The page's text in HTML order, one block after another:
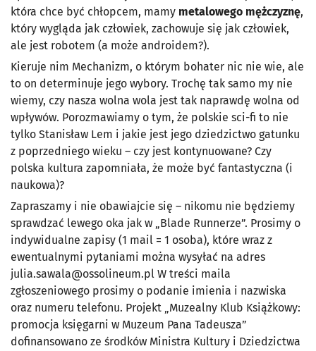
która chce być chłopcem, mamy metalowego mężczyznę,
który wygląda jak człowiek, zachowuje się jak człowiek,
ale jest robotem (a może androidem?).
Kieruje nim Mechanizm, o którym bohater nic nie wie, ale
to on determinuje jego wybory. Trochę tak samo my nie
wiemy, czy nasza wolna wola jest tak naprawdę wolna od
wpływów. Porozmawiamy o tym, że polskie sci-fi to nie
tylko Stanisław Lem i jakie jest jego dziedzictwo gatunku
z poprzedniego wieku – czy jest kontynuowane? Czy
polska kultura zapomniała, że może być fantastyczna (i
naukowa)?
Zapraszamy i nie obawiajcie się – nikomu nie będziemy
sprawdzać lewego oka jak w „Blade Runnerze”. Prosimy o
indywidualne zapisy (1 mail = 1 osoba), które wraz z
ewentualnymi pytaniami można wysyłać na adres
julia.sawala@ossolineum.pl W treści maila
zgłoszeniowego prosimy o podanie imienia i nazwiska
oraz numeru telefonu. Projekt „Muzealny Klub Książkowy:
promocja księgarni w Muzeum Pana Tadeusza”
dofinansowano ze środków Ministra Kultury i Dziedzictwa